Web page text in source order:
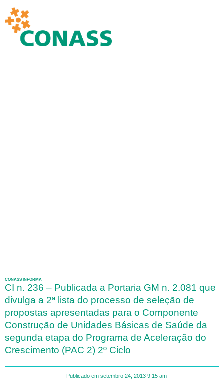
CONASS INFORMA
CI n. 236 – Publicada a Portaria GM n. 2.081 que
divulga a 2ª lista do processo de seleção de
propostas apresentadas para o Componente
Construção de Unidades Básicas de Saúde da
segunda etapa do Programa de Aceleração do
Crescimento (PAC 2) 2º Ciclo
Publicado em setembro 24, 2013 9:15 am